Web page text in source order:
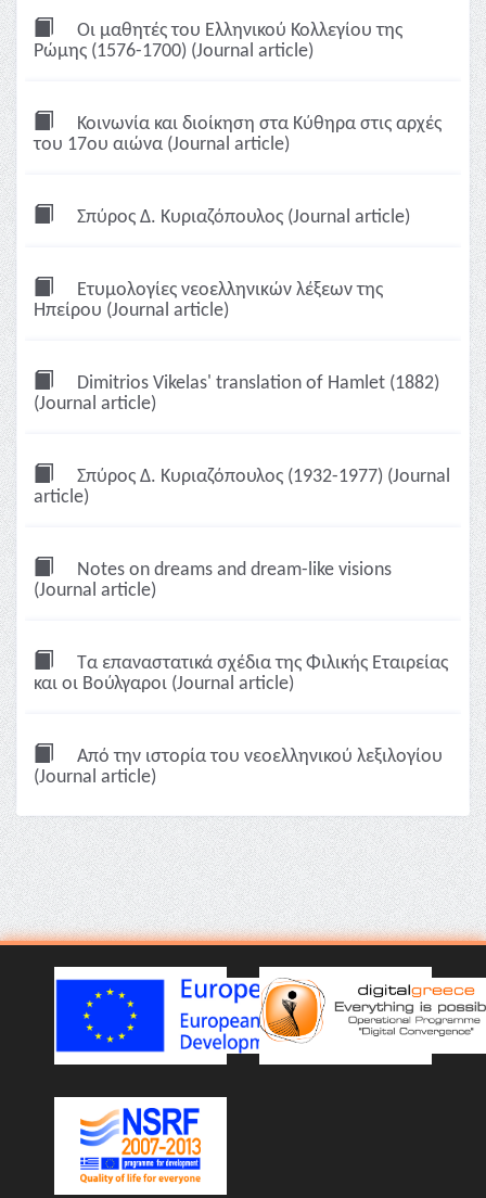
Οι μαθητές του Ελληνικού Κολλεγίου της
Ρώμης (1576-1700) (Journal article)
Κοινωνία και διοίκηση στα Κύθηρα στις αρχές
του 17ου αιώνα (Journal article)
Σπύρος Δ. Κυριαζόπουλος (Journal article)
Ετυμολογίες νεοελληνικών λέξεων της
Ηπείρου (Journal article)
Dimitrios Vikelas' translation of Hamlet (1882)
(Journal article)
Σπύρος Δ. Κυριαζόπουλος (1932-1977) (Journal
article)
Notes on dreams and dream-like visions
(Journal article)
Τα επαναστατικά σχέδια της Φιλικής Εταιρείας
και οι Βούλγαροι (Journal article)
Από την ιστορία του νεοελληνικού λεξιλογίου
(Journal article)